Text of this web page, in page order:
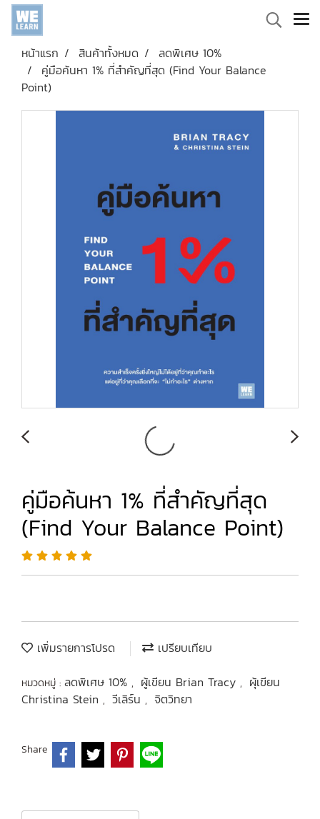
หน้าแรก สินค้าทั้งหมด
ลดพิเศษ 10%
คู่มือค้นหา 1% ที่สำคัญที่สุด (Find Your Balance
Point)
คู่มือค้นหา 1% ที่สำคัญที่สุด
(Find Your Balance Point)
เพิ่มรายการโปรด เปรียบเทียบ
หมวดหมู่ : ลดพิเศษ 10% , ผู้เขียน Brian Tracy , ผุ้เขียน
Christina Stein , วีเลิร์น , จิตวิทยา
Share